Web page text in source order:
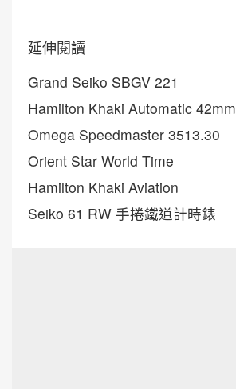
延伸閱讀
Grand Seiko SBGV 221
Hamilton Khaki Automatic 42mm
Omega Speedmaster 3513.30
Orient Star World Time
Hamilton Khaki Aviation
Seiko 61 RW 手捲鐵道計時錶